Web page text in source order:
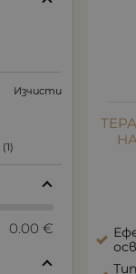
Изчисти
(1)
0.00 €